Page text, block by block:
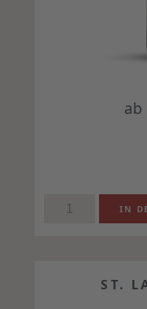
ab
ST.